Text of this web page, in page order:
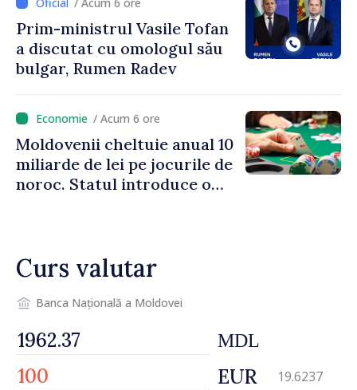
Prim-ministrul Vasile Tofan
a discutat cu omologul său
bulgar, Rumen Radev
/ Acum 6 ore
Moldovenii cheltuie anual 10
miliarde de lei pe jocurile de
noroc. Statul introduce o
Curs valutar
Banca Națională a Moldovei
MDL
EUR 19.6237